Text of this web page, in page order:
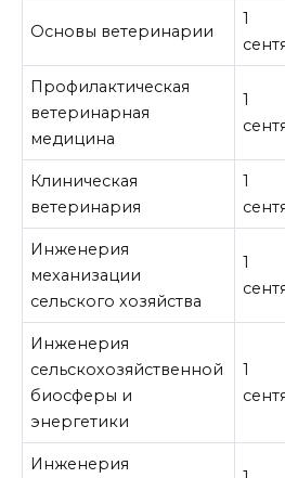
Основы ветеринарии
1
Профилактическая
ветеринарная
медицина
1
Клиническая
ветеринария
1
Инженерия
механизации
сельского хозяйства
1
Инженерия
сельскохозяйственной
биосферы и
энергетики
1
Инженерия